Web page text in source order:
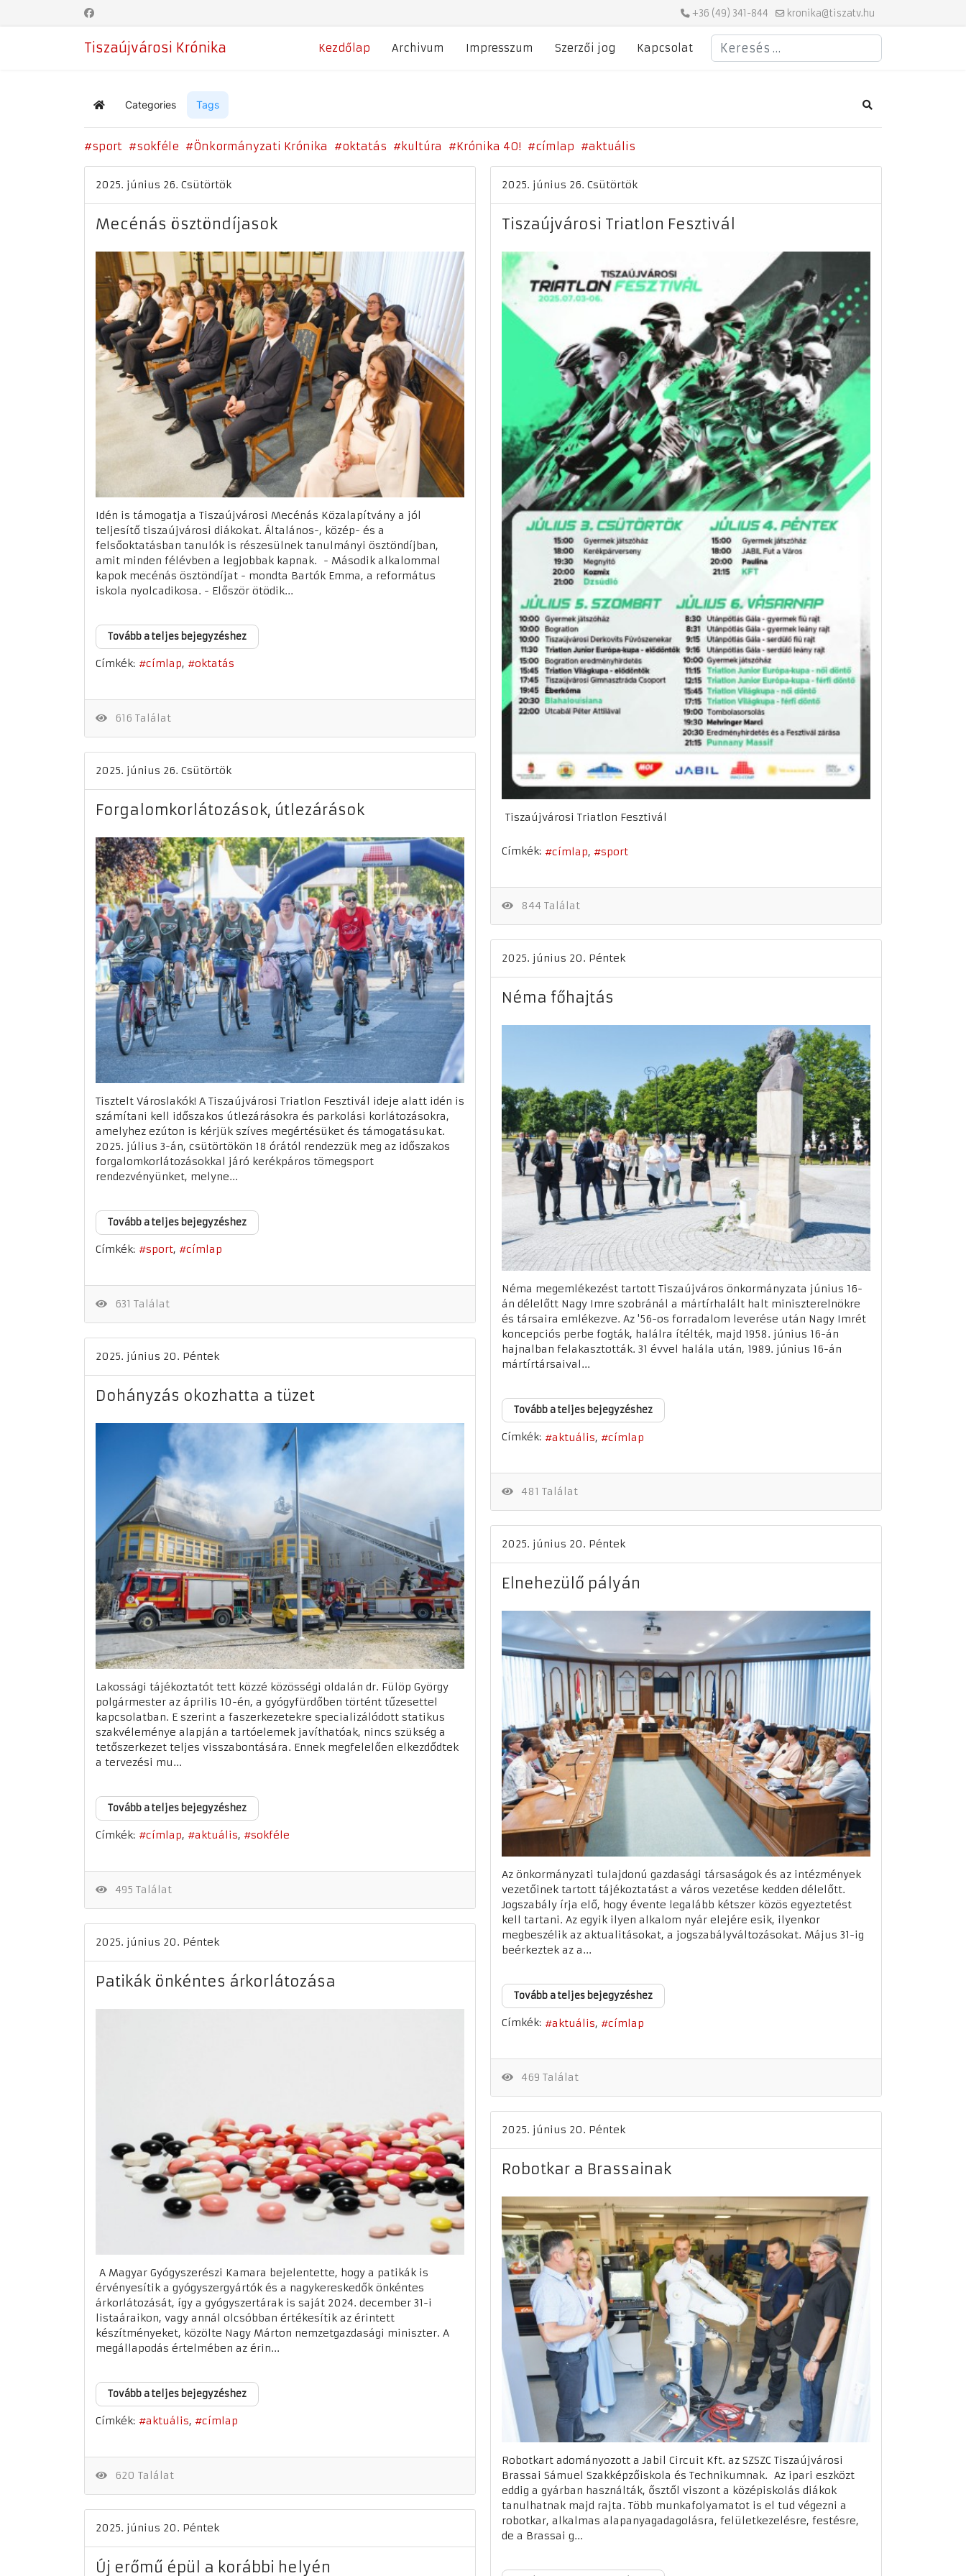
+36 (49) 341-844 kronika@tiszatv.hu
Tiszaújvárosi Krónika Kezdőlap Archivum Impresszum Szerzői jog Kapcsolat
Keresés
Home Categories Tags Search
sport sokféle Önkormányzati Krónika oktatás kultúra Krónika 40! címlap aktuális
2025. június 26. Csütörtök
Mecénás ösztöndíjasok
Idén is támogatja a Tiszaújvárosi Mecénás Közalapítvány a jól
teljesítő tiszaújvárosi diákokat. Általános-, közép- és a
felsőoktatásban tanulók is részesülnek tanulmányi ösztöndíjban,
amit minden félévben a legjobbak kapnak. - Második alkalommal
kapok mecénás ösztöndíjat - mondta Bartók Emma, a református
iskola nyolcadikosa. - Először ötödik...
Tovább a teljes bejegyzéshez
Címkék: címlap oktatás
616 Találat
2025. június 26. Csütörtök
Tiszaújvárosi Triatlon Fesztivál
Tiszaújvárosi Triatlon Fesztivál
Címkék: címlap sport
844 Találat
2025. június 26. Csütörtök
Forgalomkorlátozások, útlezárások
Tisztelt Városlakók! A Tiszaújvárosi Triatlon Fesztivál ideje alatt idén is
számítani kell időszakos útlezárásokra és parkolási korlátozásokra,
amelyhez ezúton is kérjük szíves megértésüket és támogatásukat.
2025. július 3-án, csütörtökön 18 órától rendezzük meg az időszakos
forgalomkorlátozásokkal járó kerékpáros tömegsport
rendezvényünket, melyne...
Tovább a teljes bejegyzéshez
Címkék: sport címlap
631 Találat
2025. június 20. Péntek
Néma főhajtás
Néma megemlékezést tartott Tiszaújváros önkormányzata június 16-
án délelőtt Nagy Imre szobránál a mártírhalált halt miniszterelnökre
és társaira emlékezve. Az '56-os forradalom leverése után Nagy Imrét
koncepciós perbe fogták, halálra ítélték, majd 1958. június 16-án
hajnalban felakasztották. 31 évvel halála után, 1989. június 16-án
mártírtársaival...
Tovább a teljes bejegyzéshez
Címkék: aktuális címlap
481 Találat
2025. június 20. Péntek
Dohányzás okozhatta a tüzet
Lakossági tájékoztatót tett közzé közösségi oldalán dr. Fülöp György
polgármester az április 10-én, a gyógyfürdőben történt tűzesettel
kapcsolatban. E szerint a faszerkezetekre specializálódott statikus
szakvéleménye alapján a tartóelemek javíthatóak, nincs szükség a
tetőszerkezet teljes visszabontására. Ennek megfelelően elkezdődtek
a tervezési mu...
Tovább a teljes bejegyzéshez
Címkék: címlap aktuális sokféle
495 Találat
2025. június 20. Péntek
Elnehezülő pályán
Az önkormányzati tulajdonú gazdasági társaságok és az intézmények
vezetőinek tartott tájékoztatást a város vezetése kedden délelőtt.
Jogszabály írja elő, hogy évente legalább kétszer közös egyeztetést
kell tartani. Az egyik ilyen alkalom nyár elejére esik, ilyenkor
megbeszélik az aktualitásokat, a jogszabályváltozásokat. Május 31-ig
beérkeztek az a...
Tovább a teljes bejegyzéshez
Címkék: aktuális címlap
469 Találat
2025. június 20. Péntek
Patikák önkéntes árkorlátozása
A Magyar Gyógyszerészi Kamara bejelentette, hogy a patikák is
érvényesítik a gyógyszergyártók és a nagykereskedők önkéntes
árkorlátozását, így a gyógyszertárak is saját 2024. december 31-i
listaáraikon, vagy annál olcsóbban értékesítik az érintett
készítményeket, közölte Nagy Márton nemzetgazdasági miniszter. A
megállapodás értelmében az érin...
Tovább a teljes bejegyzéshez
Címkék: aktuális címlap
620 Találat
2025. június 20. Péntek
Robotkar a Brassainak
Robotkart adományozott a Jabil Circuit Kft. az SZSZC Tiszaújvárosi
Brassai Sámuel Szakképzőiskola és Technikumnak. Az ipari eszközt
eddig a gyárban használták, ősztől viszont a középiskolás diákok
tanulhatnak majd rajta. Több munkafolyamatot is el tud végezni a
robotkar, alkalmas alapanyagadagolásra, felületkezelésre, festésre,
de a Brassai g...
2025. június 20. Péntek
Új erőmű épül a korábbi helyén